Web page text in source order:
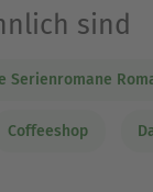
sind
Serienromane
Coffeeshop